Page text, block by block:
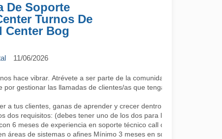
De Soporte
Turnos De
Center Bog
11/06/2026
hace vibrar. Atrévete a ser parte de la comunidad más cool; lo
por gestionar las llamadas de clientes/as que tengan algún
a tus clientes, ganas de aprender y crecer dentro de la compañía
dos requisitos: (debes tener uno de los dos para la continuidad, se
6 meses de experiencia en soporte técnico call center.
áreas de sistemas o afines Mínimo 3 meses en soporte o áreas